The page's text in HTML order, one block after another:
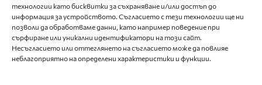
технологии като бисквитки за съхраняване и/или достъп до
информация за устройството. Съгласието с тези технологии ще ни
позволи да обработваме данни, като например поведение при
сърфиране или уникални идентификатори на този сайт.
Несъгласието или оттеглянето на съгласието може да повлияе
неблагоприятно на определени характеристики и функции.
editor@fashion-lifestyle.net
+359 88 227 33 47
Последвайте ни